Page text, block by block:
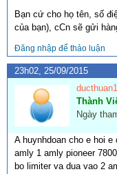
Bạn cứ cho họ tên, số
của bạn), cCn sẽ gửi
Đăng nhập để thảo luận
23h02, 25/09/2015
Thành
Ngày
A huynhdoan cho e hoi
amly 1 amly pioneer
bo limiter va dua vao 2